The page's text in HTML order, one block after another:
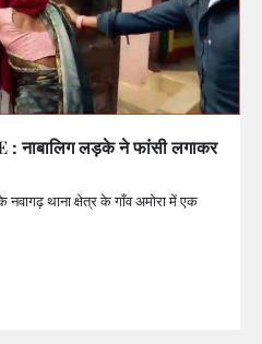
नाबालिग लड़के ने फांसी लगाकर
थाना क्षेत्र के गाँव अमोरा में एक